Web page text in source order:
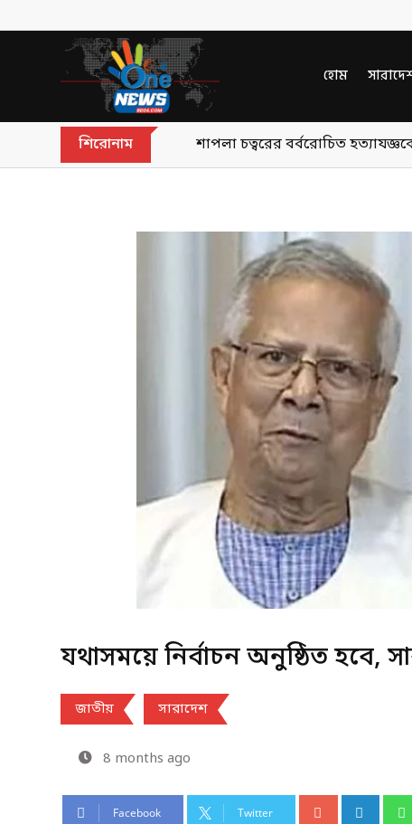
হোম
শিরোনাম শাপলা চত্বরের বর্বরোচিত
যথাসময়ে নির্বাচন অনুষ্ঠিত হবে,
জাতীয় সারাদেশ
8 months ago
Facebook Twitter